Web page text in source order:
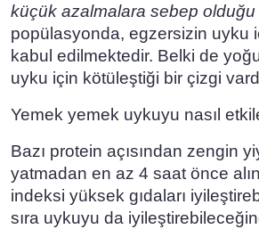
küçük azalmalara sebep olduğu
popülasyonda, egzersizin uyku
kabul edilmektedir. Belki de
uyku için kötüleştiği bir çizgi
Yemek yemek uykuyu nasıl
Bazı protein açısından zengin
yatmadan en az 4 saat önce
indeksi yüksek gıdaları
sıra uykuyu da